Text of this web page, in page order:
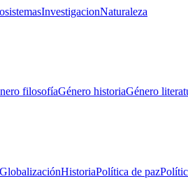
InvestigacionNaturaleza
filosofíaGénero historiaGénero
GlobalizaciónHistoriaPolítica de paz